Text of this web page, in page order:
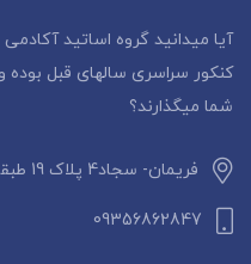
آیا میدانید گروه اساتید
کنکور سراسری سالهای قبل
شما میگذارند؟
فریمان- سجاد4 پلاک 19 طبقه سوم
09356862847